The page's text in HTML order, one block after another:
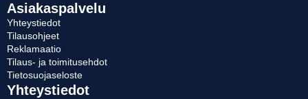
Asiakaspalvelu
Yhteystiedot
Tilausohjeet
Reklamaatio
Tilaus- ja toimitusehdot
Tietosuojaseloste
Yhteystiedot